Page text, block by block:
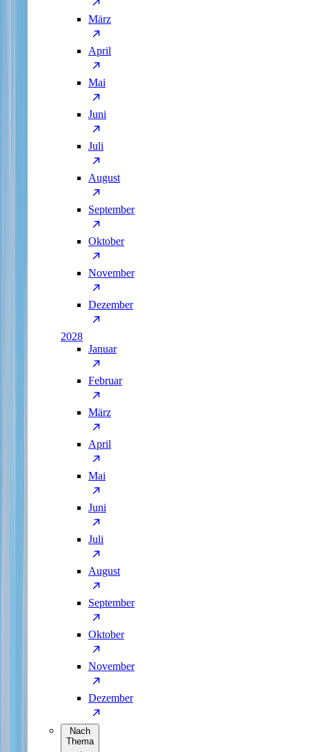
März
April
Mai
Juni
Juli
August
September
Oktober
November
Dezember
2028
Januar
Februar
März
April
Mai
Juni
Juli
August
September
Oktober
November
Dezember
Nach
Thema